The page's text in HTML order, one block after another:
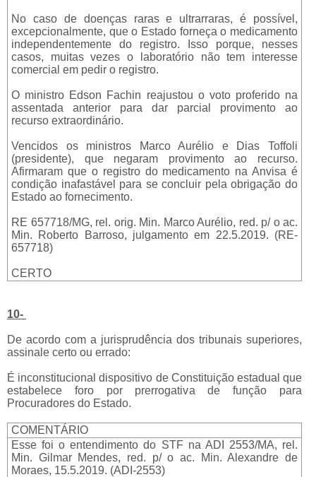
No caso de doenças raras e ultrarraras, é possível,
excepcionalmente, que o Estado forneça o medicamento
independentemente do registro. Isso porque, nesses
casos, muitas vezes o laboratório não tem interesse
comercial em pedir o registro.
O ministro Edson Fachin reajustou o voto proferido na
assentada anterior para dar parcial provimento ao
recurso extraordinário.
Vencidos os ministros Marco Aurélio e Dias Toffoli
(presidente), que negaram provimento ao recurso.
Afirmaram que o registro do medicamento na Anvisa é
condição inafastável para se concluir pela obrigação do
Estado ao fornecimento.
RE 657718/MG, rel. orig. Min. Marco Aurélio, red. p/ o ac.
Min. Roberto Barroso, julgamento em 22.5.2019. (RE-
657718)
CERTO
10-
De acordo com a jurisprudência dos tribunais superiores,
assinale certo ou errado:
É inconstitucional dispositivo de Constituição estadual que
estabelece foro por prerrogativa de função para
Procuradores do Estado.
COMENTÁRIO
Esse foi o entendimento do STF na ADI 2553/MA, rel.
Min. Gilmar Mendes, red. p/ o ac. Min. Alexandre de
Moraes, 15.5.2019. (ADI-2553)